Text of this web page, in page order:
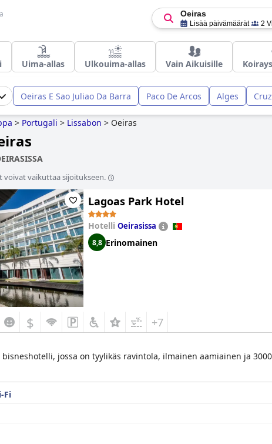
Oeiras
Lisää päivämäärät 2
Uima-allas Ulkouima-allas Vain Aikuisille
Oeiras E Sao Juliao Da Barra Paco De Arcos Alges
> Portugali > Lissabon > Oeiras
voivat vaikuttaa sijoitukseen.
Lagoas Park Hotel
Hotelli Oeirasissa
8,8 Erinomainen
$ +7
bisneshotelli, jossa on tyylikäs ravintola, ilmainen aamiainen ja
Fi